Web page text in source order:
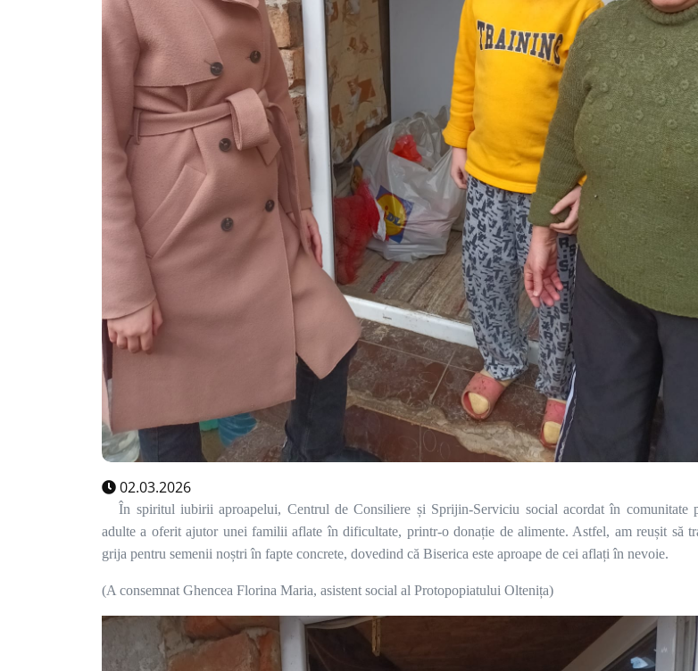
02.03.2026
În spiritul iubirii aproapelui, Centrul de Consiliere și Sprijin-Serviciu social acordat în comunitate
adulte a oferit ajutor unei familii aflate în dificultate, printr-o donație de alimente. Astfel, am reușit să
grija pentru semenii noștri în fapte concrete, dovedind că Biserica este aproape de cei aflați în nevoie.
(A consemnat Ghencea Florina Maria, asistent social al Protopopiatului Oltenița)